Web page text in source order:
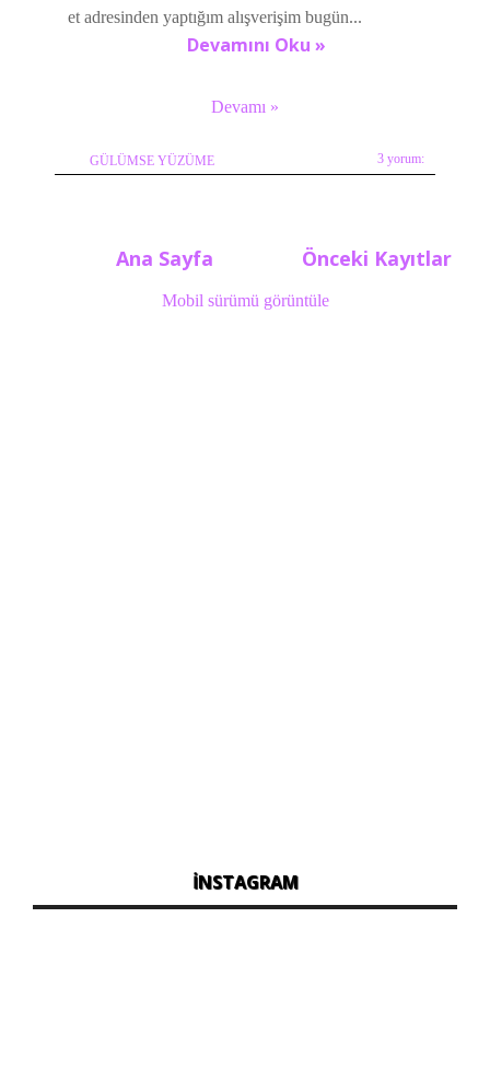
et adresinden yaptığım alışverişim bugün...
Devamını Oku »
Devamı »
GÜLÜMSE YÜZÜME 3 yorum:
Önceki Kayıtlar
Ana Sayfa
Mobil sürümü görüntüle
İNSTAGRAM